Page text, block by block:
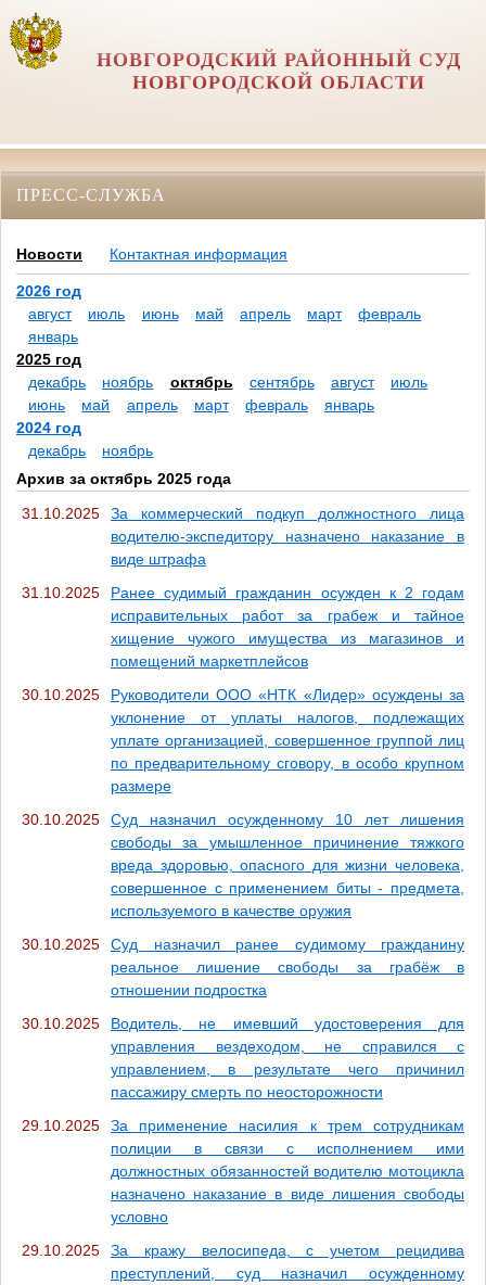
НОВГОРОДСКИЙ РАЙОННЫЙ СУД
НОВГОРОДСКОЙ ОБЛАСТИ
ПРЕСС-СЛУЖБА
Новости Контактная информация
2026 год
август
июль июнь май апрель март
февраль
январь
2025 год
декабрь
ноябрь октябрь сентябрь август
июль
июнь
май апрель март февраль
январь
2024 год
декабрь
ноябрь
Архив за октябрь 2025 года
31.10.2025
За коммерческий подкуп должностного лица
водителю-экспедитору назначено наказание в
виде штрафа
31.10.2025
Ранее судимый гражданин осужден к 2 годам
исправительных работ за грабеж и тайное
хищение чужого имущества из магазинов и
помещений маркетплейсов
30.10.2025
Руководители ООО «НТК «Лидер» осуждены за
уклонение от уплаты налогов, подлежащих
уплате организацией, совершенное группой лиц
по предварительному сговору, в особо крупном
размере
30.10.2025
Суд назначил осужденному 10 лет лишения
свободы за умышленное причинение тяжкого
вреда здоровью, опасного для жизни человека,
совершенное с применением биты - предмета,
используемого в качестве оружия
30.10.2025
Суд назначил ранее судимому гражданину
реальное лишение свободы за грабёж в
отношении подростка
30.10.2025
Водитель, не имевший удостоверения для
управления вездеходом, не справился с
управлением, в результате чего причинил
пассажиру смерть по неосторожности
29.10.2025
За применение насилия к трем сотрудникам
полиции в связи с исполнением ими
должностных обязанностей водителю мотоцикла
назначено наказание в виде лишения свободы
условно
29.10.2025
За кражу велосипеда, с учетом рецидива
преступлений, суд назначил осужденному